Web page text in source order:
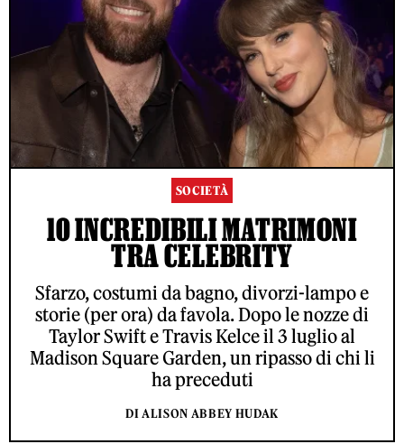
SOCIETÀ
10 INCREDIBILI MATRIMONI
TRA CELEBRITY
Sfarzo, costumi da bagno, divorzi-lampo e
storie (per ora) da favola. Dopo le nozze di
Taylor Swift e Travis Kelce il 3 luglio al
Madison Square Garden, un ripasso di chi li
ha preceduti
DI ALISON ABBEY HUDAK